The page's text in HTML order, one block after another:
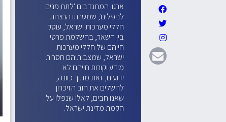
ארגון המתנדבים 'לתת פנים
לנופלים', שמטרתו הנצחת
חללי מערכות ישראל, עוסק
בין השאר, בהשלמת פרטי
חייהם של חללי מערכות
ישראל, שמצבותיהם חסרות
מידע וקורות חייהם לא
ידועים, זאת מתוך כוונה,
להשלים את חוב הזיכרון
שאנו חבים, לאלו שנפלו על
הקמת מדינת ישראל.